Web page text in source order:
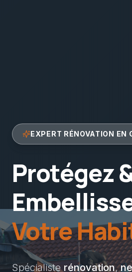
EXPERT RÉNOVATION EN
Protégez
Votre
Spécialisterénovation,